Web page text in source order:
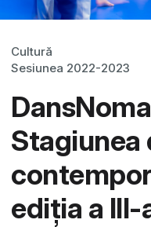
Cultură
Sesiunea 2022-2023
Stagiunea
ediția a